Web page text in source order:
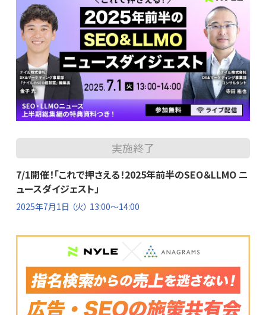
実施終了
7/1開催！「これで押さえる！2025年前半のSEO＆LLMO ニ
ュースダイジェスト」
2025年7月1日 （火） 13:00～14:00